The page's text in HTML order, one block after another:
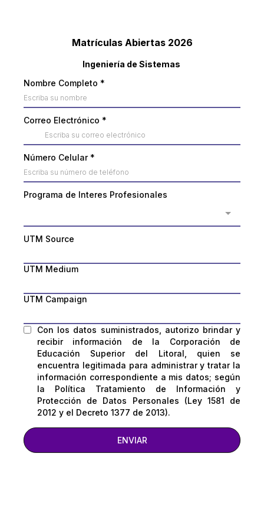
Matrículas Abiertas 2026
Ingeniería de Sistemas
Nombre Completo *
Correo Electrónico *
Número Celular *
Programa de Interes Profesionales
UTM Source
UTM Medium
UTM Campaign
Con los datos suministrados, autorizo brindar y
recibir información de la Corporación de
Educación Superior del Litoral, quien se
encuentra legitimada para administrar y tratar la
información correspondiente a mis datos; según
la Política Tratamiento de Información y
Protección de Datos Personales (Ley 1581 de
2012 y el Decreto 1377 de 2013).
ENVIAR